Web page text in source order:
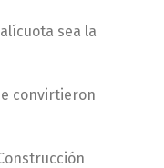
sea la
convirtieron